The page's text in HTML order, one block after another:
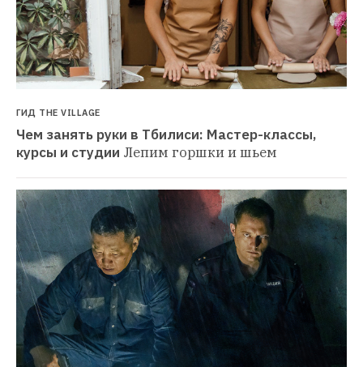
ГИД THE VILLAGE
Чем занять руки в Тбилиси: Мастер-классы,
курсы и студии Лепим горшки и шьем